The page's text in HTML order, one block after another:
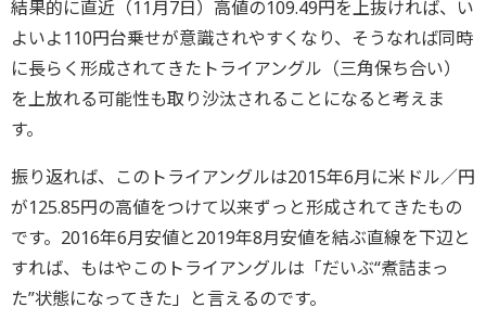
結果的に直近（11月7日）高値の109.49円を上抜ければ、い
よいよ110円台乗せが意識されやすくなり、そうなれば同時
に長らく形成されてきたトライアングル（三角保ち合い）
を上放れる可能性も取り沙汰されることになると考えま
す。
振り返れば、このトライアングルは2015年6月に米ドル／円
が125.85円の高値をつけて以来ずっと形成されてきたもの
です。2016年6月安値と2019年8月安値を結ぶ直線を下辺と
すれば、もはやこのトライアングルは「だいぶ“煮詰まっ
た”状態になってきた」と言えるのです。